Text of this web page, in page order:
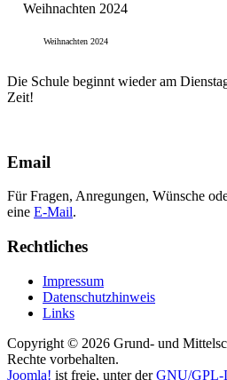
Weihnachten 2024
Weihnachten 2024
Die Schule beginnt wieder am
Zeit!
Email
Für Fragen, Anregungen, Wünsche
eine E-Mail.
Rechtliches
Impressum
Datenschutzhinweis
Links
Copyright © 2026 Grund- und
Rechte vorbehalten.
Joomla! ist freie, unter derGNU/GPL-